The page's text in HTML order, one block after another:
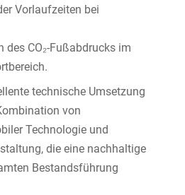
Vorlaufzeiten bei
des CO₂-Fußabdrucks im
technische Umsetzung
von
Technologie und
die eine nachhaltige
Bestandsführung